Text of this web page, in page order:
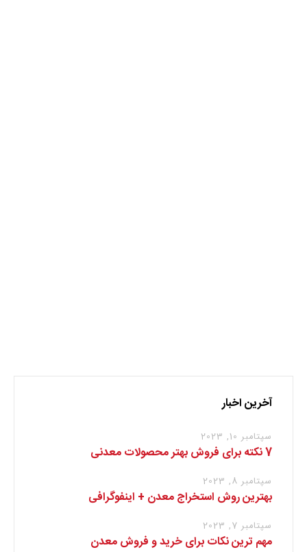
آخرین اخبار
سپتامبر 10, 2023
7 نکته برای فروش بهتر محصولات معدنی
سپتامبر 8, 2023
بهترین روش استخراج معدن + اینفوگرافی
سپتامبر 7, 2023
مهم ترین نکات برای خرید و فروش معدن